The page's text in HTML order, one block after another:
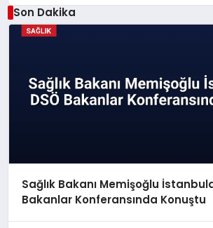
Son Dakika
Sağlık Bakanı Memişoğlu
Bakanlar Konferansında Konuştu